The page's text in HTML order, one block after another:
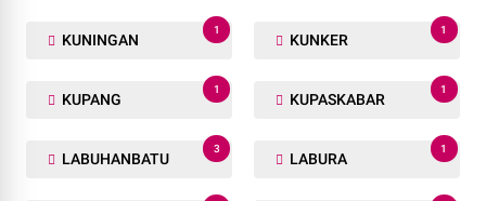
KUNINGAN
1
KUNKER
1
KUPANG
1
KUPASKABAR
1
LABUHANBATU
3
LABURA
1